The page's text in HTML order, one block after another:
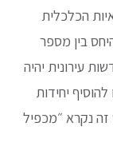
הכלכלית
בין מספר
עירונית יהיה
יחידות
זה נקרא ״מכפיל